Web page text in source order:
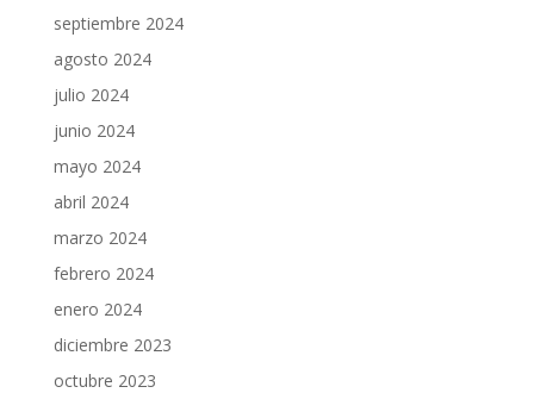
septiembre 2024
agosto 2024
julio 2024
junio 2024
mayo 2024
abril 2024
marzo 2024
febrero 2024
enero 2024
diciembre 2023
octubre 2023